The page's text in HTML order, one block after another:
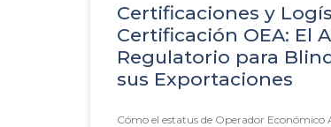
Certificaciones y
Certificación OEA: El
Regulatorio para
sus Exportaciones
Cómo el estatus de Operador Económico